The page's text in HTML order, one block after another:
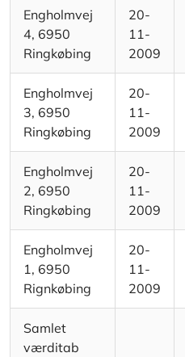
Engholmvej
4, 6950
Ringkøbing
20-
11-
2009
Engholmvej
3, 6950
Ringkøbing
20-
11-
2009
Engholmvej
2, 6950
Ringkøbing
20-
11-
2009
Engholmvej
1, 6950
Rignkøbing
20-
11-
2009
Samlet
værditab